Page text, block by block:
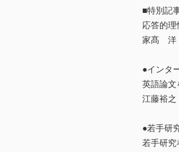
■特別記
応答的
家髙 洋
●インタ
英語論
江藤裕之
●若手研
若手研究